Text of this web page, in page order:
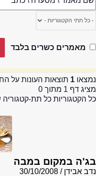
מאמרים כשרים בלבד
נמצאו 1 תוצאות העונות על
מציג דף 1 מתוך 0
כל הקטגוריות כל תת-
בג'ה במקום במבה
נדב אבידן
30/10/2008